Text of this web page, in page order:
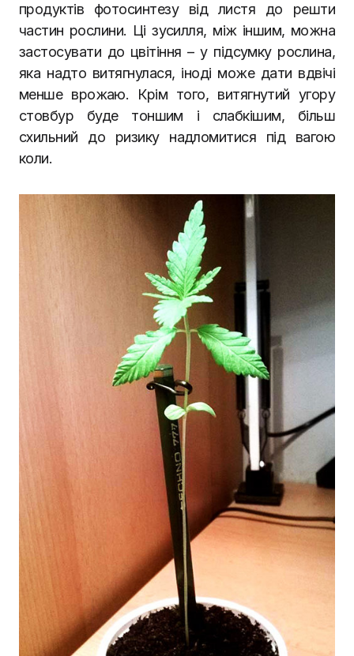
продуктів фотосинтезу від листя до решти
частин рослини. Ці зусилля, між іншим, можна
застосувати до цвітіння – у підсумку рослина,
яка надто витягнулася, іноді може дати вдвічі
менше врожаю. Крім того, витягнутий угору
стовбур буде тоншим і слабкішим, більш
схильний до ризику надломитися під вагою
коли.